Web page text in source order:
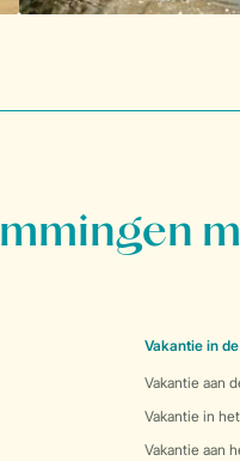
Vakantie in
Vakantie aan
Vakantie in
Vakantie aan